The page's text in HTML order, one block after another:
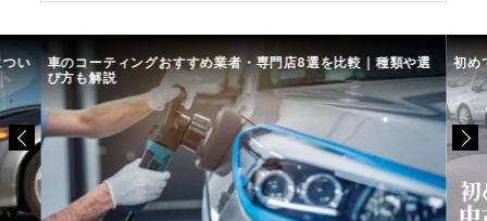
い 車のコーティングおすすめ業者・専門店8選を比較｜種類や選
び方も解説
初め